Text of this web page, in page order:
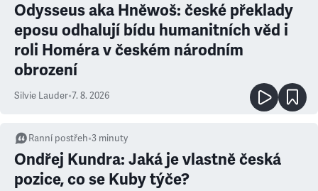
Odysseus aka Hněwoš: české překlady
eposu odhalují bídu humanitních věd i
roli Homéra v českém národním
obrození
Silvie Lauder•7. 8. 2026
Ranní postřeh•3 minuty
Ondřej Kundra: Jaká je vlastně česká
pozice, co se Kuby týče?